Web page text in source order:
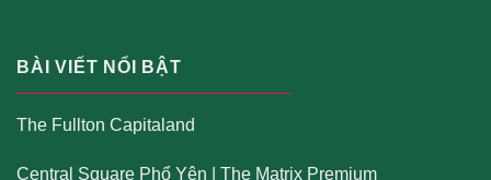
BÀI VIẾT NỔI BẬT
The Fullton Capitaland
Central Square Phổ Yên The Matrix Premium